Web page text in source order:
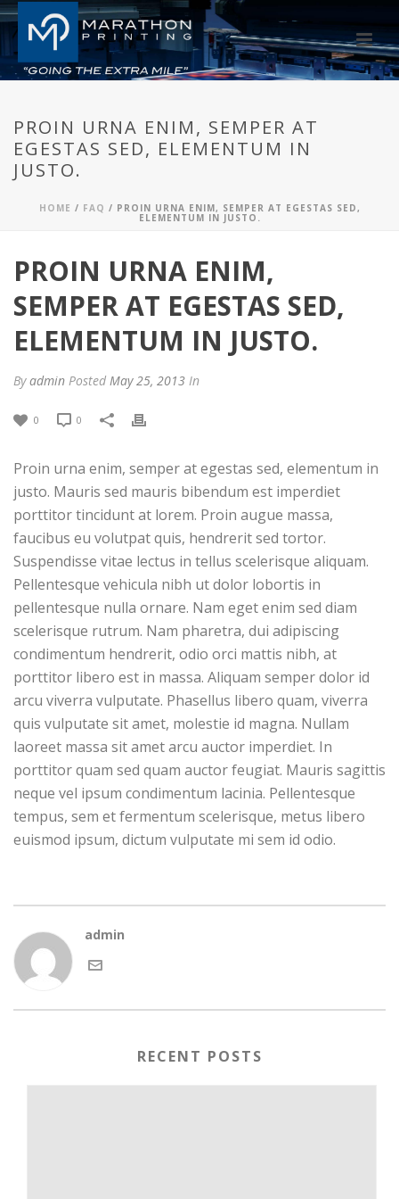
PROIN URNA ENIM, SEMPER AT
EGESTAS SED, ELEMENTUM IN
JUSTO.
HOME / FAQ / PROIN URNA ENIM, SEMPER AT EGESTAS SED,
ELEMENTUM IN JUSTO.
PROIN URNA ENIM,
SEMPER AT EGESTAS SED,
ELEMENTUM IN JUSTO.
Byadmin Posted May 25, 2013 In
0 0
Proin urna enim, semper at egestas sed, elementum in
justo. Mauris sed mauris bibendum est imperdiet
porttitor tincidunt at lorem. Proin augue massa,
faucibus eu volutpat quis, hendrerit sed tortor.
Suspendisse vitae lectus in tellus scelerisque aliquam.
Pellentesque vehicula nibh ut dolor lobortis in
pellentesque nulla ornare. Nam eget enim sed diam
scelerisque rutrum. Nam pharetra, dui adipiscing
condimentum hendrerit, odio orci mattis nibh, at
porttitor libero est in massa. Aliquam semper dolor id
arcu viverra vulputate. Phasellus libero quam, viverra
quis vulputate sit amet, molestie id magna. Nullam
laoreet massa sit amet arcu auctor imperdiet. In
porttitor quam sed quam auctor feugiat. Mauris sagittis
neque vel ipsum condimentum lacinia. Pellentesque
tempus, sem et fermentum scelerisque, metus libero
euismod ipsum, dictum vulputate mi sem id odio.
admin
RECENT POSTS